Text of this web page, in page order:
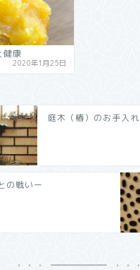
健康
2020年1月25日
庭木（椿）のお手入れ
の戦いー